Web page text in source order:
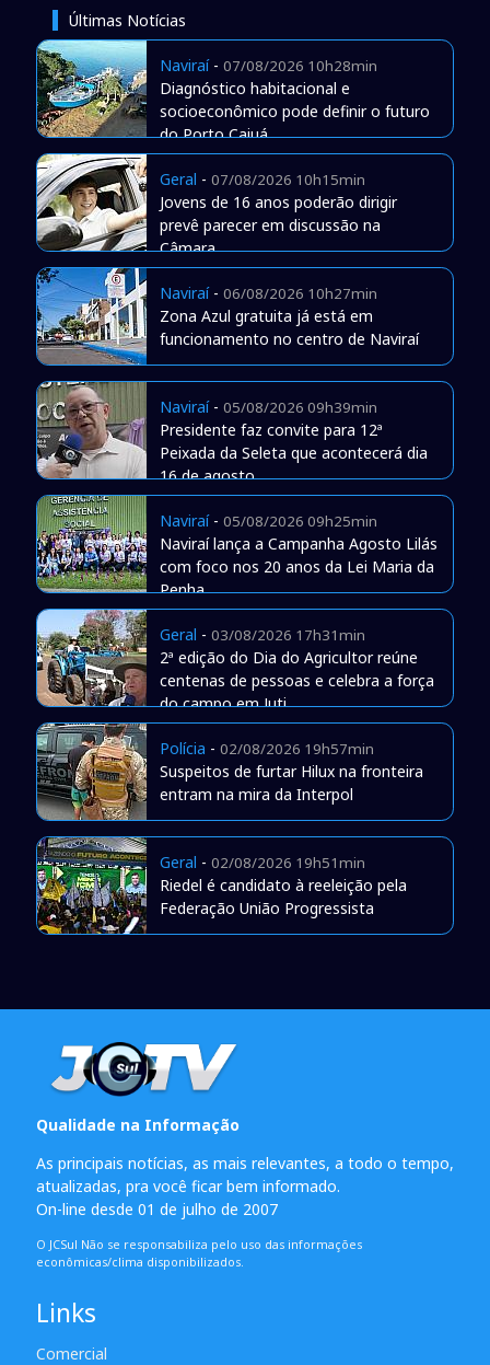
Últimas Notícias
Naviraí- 07/08/2026 10h28min
Diagnóstico habitacional e
socioeconômico pode definir o futuro
do Porto Caiuá
Geral - 07/08/2026 10h15min
Jovens de 16 anos poderão dirigir
prevê parecer em discussão na
Câmara
Naviraí- 06/08/2026 10h27min
Zona Azul gratuita já está em
funcionamento no centro de Naviraí
Naviraí- 05/08/2026 09h39min
Presidente faz convite para 12ª
Peixada da Seleta que acontecerá dia
16 de agosto
Naviraí- 05/08/2026 09h25min
Naviraí lança a Campanha Agosto Lilás
com foco nos 20 anos da Lei Maria da
Penha
Geral - 03/08/2026 17h31min
2ª edição do Dia do Agricultor reúne
centenas de pessoas e celebra a força
do campo em Juti
Polícia - 02/08/2026 19h57min
Suspeitos de furtar Hilux na fronteira
entram na mira da Interpol
Geral - 02/08/2026 19h51min
Riedel é candidato à reeleição pela
Federação União Progressista
Qualidade na Informação
As principais notícias, as mais relevantes, a todo o tempo,
atualizadas, pra você ficar bem informado.
On-line desde 01 de julho de 2007
O JCSul Não se responsabiliza pelo uso das informações
econômicas/clima disponibilizados.
Links
Comercial